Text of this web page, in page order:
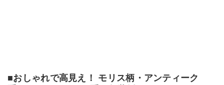
■おしゃれで高見え！ モリス柄・アンティーク